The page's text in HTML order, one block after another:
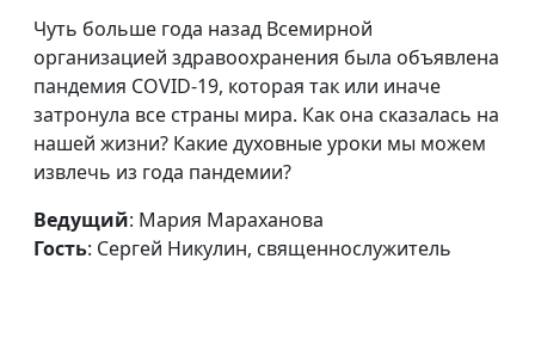
День всех
влюбленных: о
любви,
влюбленности и
семейных ценностях
Мария Мараханова,
Сергей Никулин,
священнослужитель
Онкология не
приговор, а просто
диагноз...
Мария Мараханова,
Чуть больше года назад Всемирной
организацией здравоохранения была объявлена
пандемия COVID-19, которая так или иначе
затронула все страны мира. Как она сказалась на
нашей жизни? Какие духовные уроки мы можем
извлечь из года пандемии?
Ведущий: Мария Мараханова
Гость: Сергей Никулин, священнослужитель